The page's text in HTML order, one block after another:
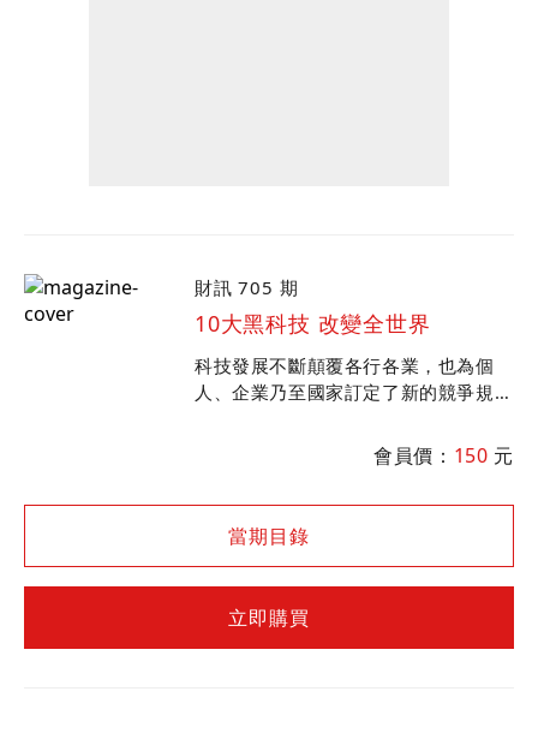
財訊 705 期
10大黑科技 改變全世界
科技發展不斷顛覆各行各業，也為個
人、企業乃至國家訂定了新的競爭規
人士進行調查，選出十大即將為全世界
會員價： 150 元
當期目錄
立即購買